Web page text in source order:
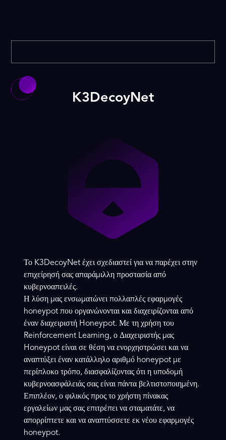
K3DecoyNet
Το K3DecoyNet έχει σχεδιαστεί για να παρέχει στην
επιχείρησή σας απαράμιλλη προστασία από
κυβερνοαπειλές.
Η λύση μας ενσωματώνει πολλαπλές εφαρμογές
honeypot που οργανώνονται και διαχειρίζονται από
έναν διαχειριστή Honeypot. Με τη χρήση του
Reinforcement Learning, ο Διαχειριστής μας
Honeypot είναι σε θέση να ενορχηστρώσει και να
αναπτύξει έναν κατάλληλο αριθμό honeypot με
περίπλοκο τρόπο, διασφαλίζοντας ότι η υποδομή
κυβερνοασφάλειάς σας είναι πάντα βελτιστοποιημένη.
Επιπλέον, ο φιλικός προς το χρήστη πίνακας
εργαλείων μας σας επιτρέπει να σταματάτε, να
απορρίπτετε και να αναπτύσσετε εκ νέου εφαρμογές
honeypot.